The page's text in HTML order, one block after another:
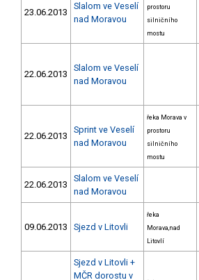
23.06.2013
Slalom ve Veselí
nad Moravou
prostoru
silničního
mostu
22.06.2013
Slalom ve Veselí
nad Moravou
22.06.2013
Sprint ve Veselí
nad Moravou
řeka Morava v
prostoru
silničního
mostu
22.06.2013
Slalom ve Veselí
nad Moravou
09.06.2013 Sjezd v Litovli
řeka
Morava,nad
Litovlí
Sjezd v Litovli +
MČR dorostu v